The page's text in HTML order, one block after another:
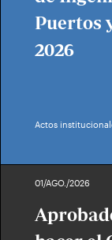
Puertos
2026
Actos
01/AGO./2026